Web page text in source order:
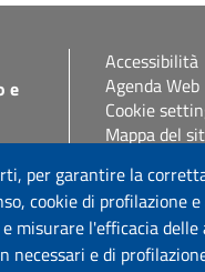
per garantire la
cookie di profilazione
misurare l'efficacia
e di
e
Accessibilità
Agenda Web
Cookie
Mappa del
eUniss
Seguici su